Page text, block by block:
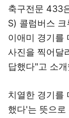
축구전문 433
S) 콜럼버스
이애미 경기를
사진을 찍어달
답했다"고 소
치열한 경기를
했다'는 뜻으